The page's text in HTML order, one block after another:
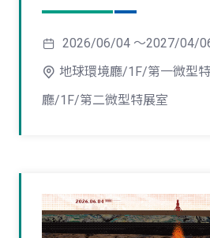
2026/06/04 ～2027/04/
地球環境廳/1F/第一微型
廳/1F/第二微型特展室